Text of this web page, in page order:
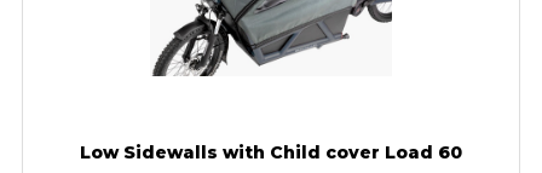
Low Sidewalls with Child cover Load 60